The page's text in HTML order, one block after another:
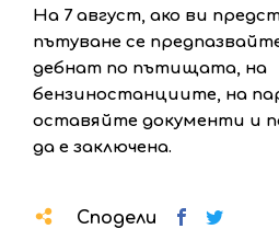
На 7 август, ако ви
пътуване се
дебнат по пътищата, на
бензиностанциите, на
оставяйте документи и
да е заключена.
Сподели